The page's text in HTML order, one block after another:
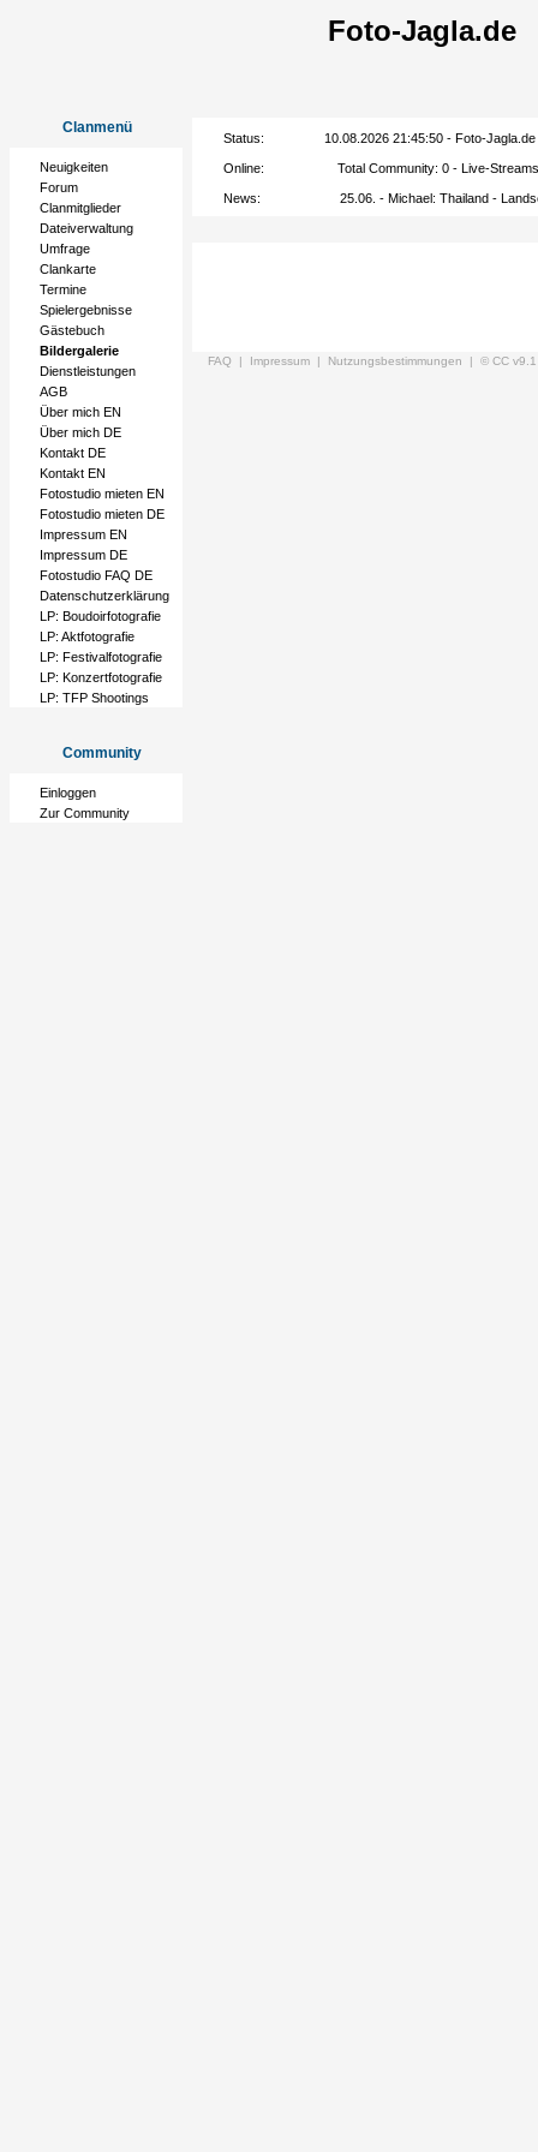
Foto-Jagla.de
Clanmenü
Neuigkeiten
Forum
Clanmitglieder
Dateiverwaltung
Umfrage
Clankarte
Termine
Spielergebnisse
Gästebuch
Bildergalerie
Dienstleistungen
AGB
Über mich EN
Über mich DE
Kontakt DE
Kontakt EN
Fotostudio mieten EN
Fotostudio mieten DE
Impressum EN
Impressum DE
Fotostudio FAQ DE
Datenschutzerklärung
LP: Boudoirfotografie
LP: Aktfotografie
LP: Festivalfotografie
LP: Konzertfotografie
LP: TFP Shootings
Community
Einloggen
Zur Community
Status: 10.08.2026 21:45:50 - Foto-
Online: Total Community: 0 - Live-
News: 25.06. - Michael: Thailand -
FAQ | Impressum | Nutzungsbestimmungen | © CC v9.1